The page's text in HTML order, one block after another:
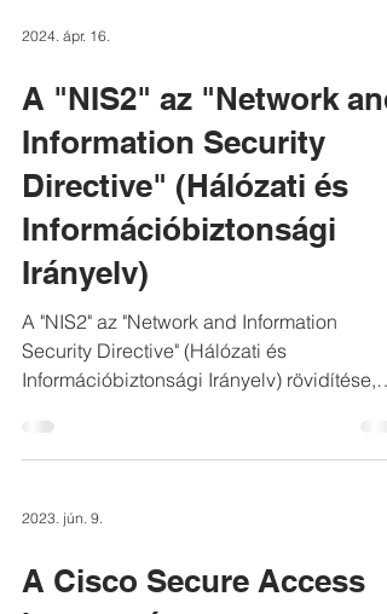
A "NIS2" az "Network and
Information Security
Directive" (Hálózati és
Információbiztonsági
Irányelv)
A "NIS2" az "Network and Information
Security Directive" (Hálózati és
Információbiztonsági Irányelv) rövidítése,